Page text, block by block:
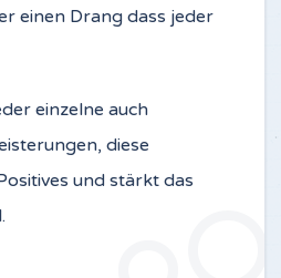
einen Drang dass jeder
einzelne auch
diese
und stärkt das